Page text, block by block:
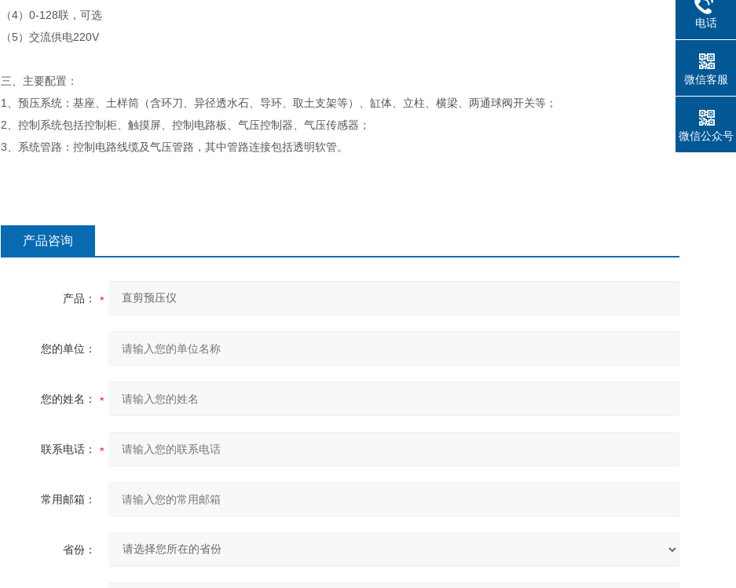
（4）0-128联，可选
（5）交流供电220V
三、主要配置：
1、预压系统：基座、土样筒（含环刀、异径透水石、导环、取土支架等）、缸体、立柱、横梁、两通球阀开关等；
2、控制系统包括控制柜、触摸屏、控制电路板、气压控制器、气压传感器；
3、系统管路：控制电路线缆及气压管路，其中管路连接包括透明软管。
产品咨询
产品：
您的单位：
您的姓名：
联系电话：
常用邮箱：
省份：
电话
微信客服
微信公众号